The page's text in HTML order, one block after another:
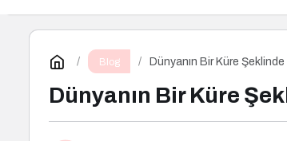
Blog Dünyanın Bir Küre
Dünyanın Bir Küre